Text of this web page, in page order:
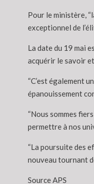
Pour le ministère,
exceptionnel de
La date du 19 mai
acquérir le savoir
“C’est également
épanouissement
“Nous sommes
permettre à nos
“La poursuite des
nouveau tournant
Source APS